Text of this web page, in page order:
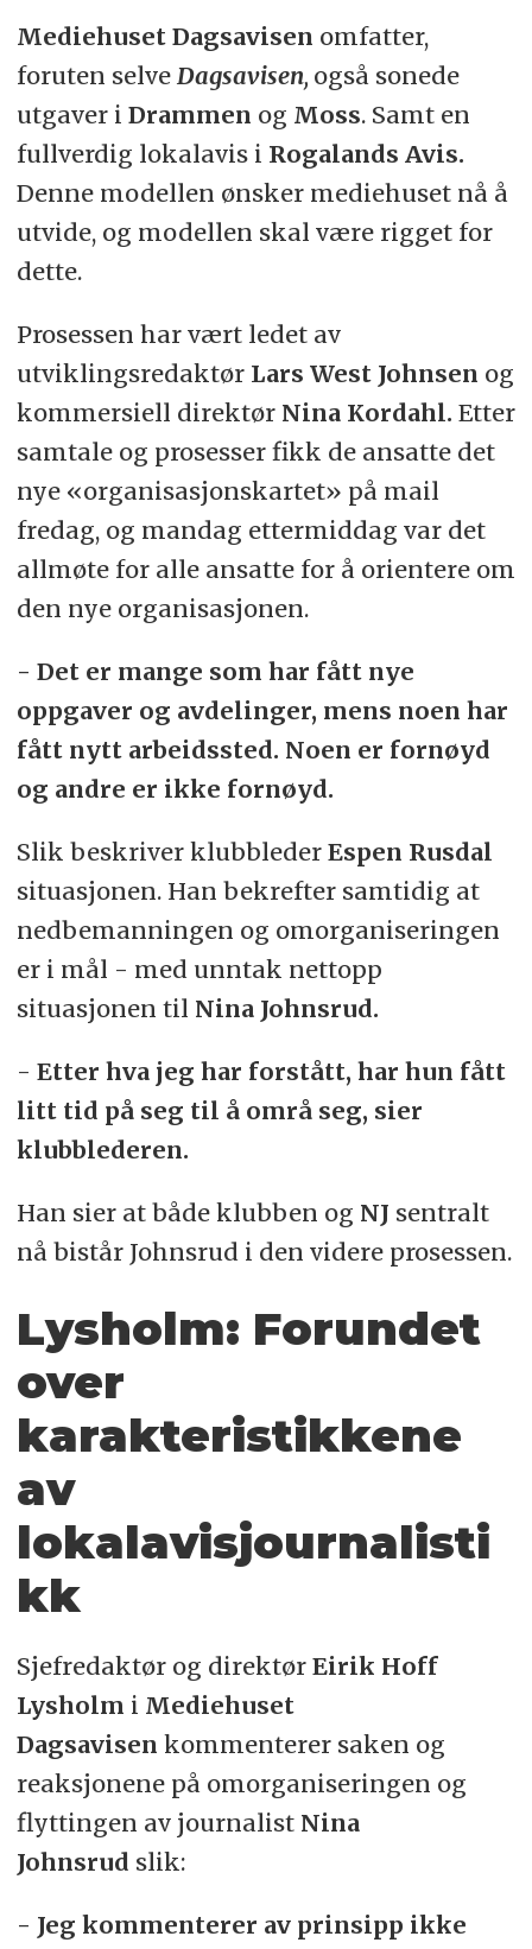
Mediehuset Dagsavisen omfatter,
foruten selve Dagsavisen, også sonede
utgaver i Drammen og Moss. Samt en
fullverdig lokalavis i Rogalands Avis.
Denne modellen ønsker mediehuset nå å
utvide, og modellen skal være rigget for
dette.
Prosessen har vært ledet av
utviklingsredaktør Lars West Johnsen og
kommersiell direktør Nina Kordahl. Etter
samtale og prosesser fikk de ansatte det
nye «organisasjonskartet» på mail
fredag, og mandag ettermiddag var det
allmøte for alle ansatte for å orientere om
den nye organisasjonen.
- Det er mange som har fått nye
oppgaver og avdelinger, mens noen har
fått nytt arbeidssted. Noen er fornøyd
og andre er ikke fornøyd.
Slik beskriver klubbleder Espen Rusdal
situasjonen. Han bekrefter samtidig at
nedbemanningen og omorganiseringen
er i mål - med unntak nettopp
situasjonen til Nina Johnsrud.
- Etter hva jeg har forstått, har hun fått
litt tid på seg til å områ seg, sier
klubblederen.
Han sier at både klubben og NJ sentralt
nå bistår Johnsrud i den videre prosessen.
Lysholm: Forundet
over
karakteristikkene
av
lokalavisjournalisti
kk
Sjefredaktør og direktør Eirik Hoff
Lysholm i Mediehuset
Dagsavisen kommenterer saken og
reaksjonene på omorganiseringen og
flyttingen av journalist Nina
Johnsrud slik:
- Jeg kommenterer av prinsipp ikke